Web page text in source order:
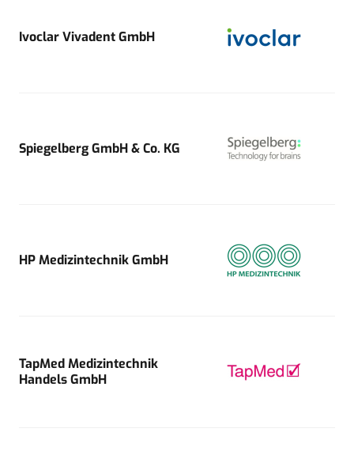
Ivoclar Vivadent GmbH
Spiegelberg GmbH & Co. KG
HP Medizintechnik GmbH
TapMed Medizintechnik
Handels GmbH